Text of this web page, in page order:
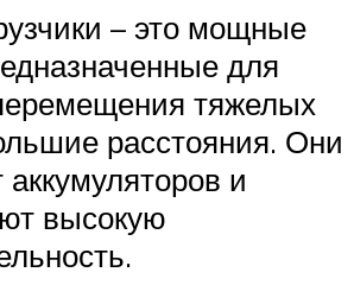
– это мощные
для
тяжелых
расстояния. Они
и
высокую